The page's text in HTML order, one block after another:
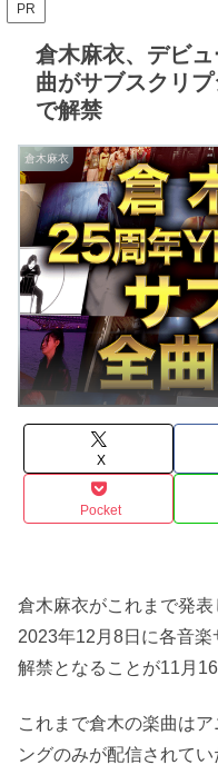
PR
倉木麻衣、デビ
曲がサブスクリ
で解禁
倉木麻衣
X
Pocket
倉木麻衣がこれまで発
2023年12月8日に各音
解禁となることが11月
これまで倉木の楽曲は
ングのみが配信されて